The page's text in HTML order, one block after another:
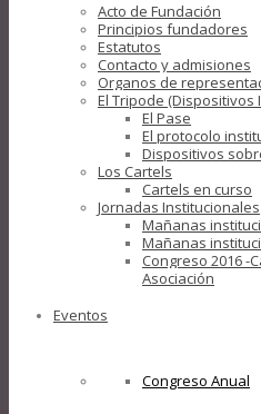
Acto de Fundación
Principios fundadores
Estatutos
Contacto y admisiones
Organos de
El Tripode (Dispositivos
El Pase
El protocolo
Dispositivos
Los Cartels
Cartels en curso
Jornadas Institucionales
Mañanas
Mañanas
Congreso 2016 -
Asociación
Eventos
Congreso Anual